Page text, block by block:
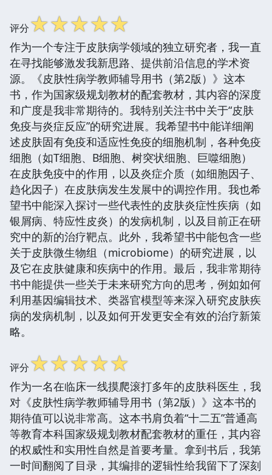
评分☆☆☆☆☆
作为一个专注于皮肤病学领域的独立研究者，我一直
在寻找能够激发我新思路、提供前沿信息的学术资
源。《皮肤性病学教师辅导用书（第2版）》这本
书，作为国家级规划教材的配套教材，其内容的深度
和广度是我非常期待的。我特别关注书中关于“皮肤
免疫与炎症反应”的研究进展。我希望书中能详细阐
述皮肤固有免疫和适应性免疫的细胞机制，各种免疫
细胞（如T细胞、B细胞、树突状细胞、巨噬细胞）
在皮肤免疫中的作用，以及炎症介质（如细胞因子、
趋化因子）在皮肤病发生发展中的调控作用。我也希
望书中能深入探讨一些代表性的皮肤炎症性疾病（如
银屑病、特应性皮炎）的发病机制，以及目前正在研
究中的新的治疗靶点。此外，我希望书中能包含一些
关于皮肤微生物组（microbiome）的研究进展，以
及它在皮肤健康和疾病中的作用。最后，我非常期待
书中能提供一些关于未来研究方向的思考，例如如何
利用基因编辑技术、类器官模型等来深入研究皮肤疾
病的发病机制，以及如何开发更安全有效的治疗新策
略。
评分☆☆☆☆☆
作为一名在临床一线摸爬滚打多年的皮肤科医生，我
对《皮肤性病学教师辅导用书（第2版）》这本书的
期待值可以说非常高。这本书肩负着“十二五”普通高
等教育本科国家级规划教材配套教材的重任，其内容
的权威性和实用性自然是首要考量。拿到书后，我第
一时间翻阅了目录，其编排的逻辑性给我留下了深刻